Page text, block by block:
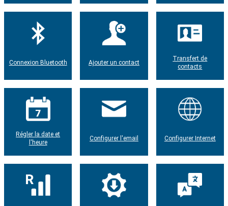
Connexion Bluetooth Ajouter un contact
Transfert de
contacts
Régler la date et
l'heure
Configurer l'email Configurer Internet